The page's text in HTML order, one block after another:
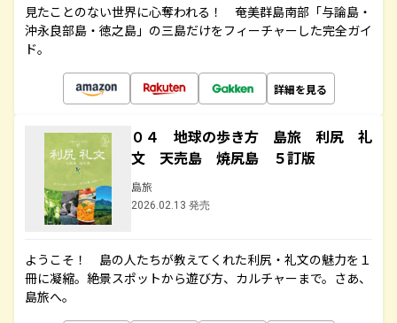
見たことのない世界に心奪われる！ 奄美群島南部「与論島・
沖永良部島・徳之島」の三島だけをフィーチャーした完全ガイ
ド。
詳細を見る
０４ 地球の歩き方 島旅 利尻 礼
文 天売島 焼尻島 ５訂版
島旅
2026.02.13 発売
ようこそ！ 島の人たちが教えてくれた利尻・礼文の魅力を１
冊に凝縮。絶景スポットから遊び方、カルチャーまで。さあ、
島旅へ。